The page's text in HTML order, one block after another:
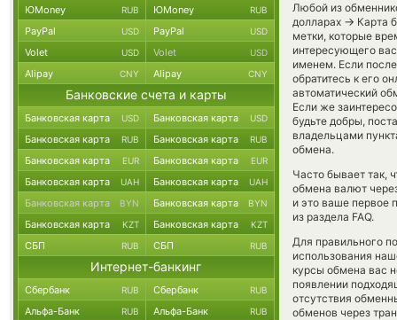
Любой из
долларах → Карта
метки, которые
интересующего
именем. Если
обратитесь к его
автоматический
Если же
будьте добры,
владельцами
обмена.
Часто бывает так,
обмена валют
и это ваше первое
из раздела FAQ.
Для правильного
использования
курсы обмена вас
появлении
отсутствия
обменов через
ЮMoney RUB ЮMoney RUB
PayPal USD PayPal USD
Volet USD Volet USD
Alipay CNY Alipay CNY
Банковские счета и карты
Банковская карта USD Банковская карта USD
Банковская карта RUB Банковская карта RUB
Банковская карта EUR Банковская карта EUR
Банковская карта UAH Банковская карта UAH
Банковская карта BYN Банковская карта BYN
Банковская карта KZT Банковская карта KZT
СБП RUB СБП RUB
Интернет-банкинг
Сбербанк RUB Сбербанк RUB
Альфа-Банк RUB Альфа-Банк RUB